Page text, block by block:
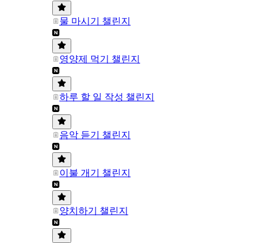
물 마시기 챌린지
영양제 먹기 챌린지
하루 할 일 작성 챌린지
음악 듣기 챌린지
이불 개기 챌린지
양치하기 챌린지